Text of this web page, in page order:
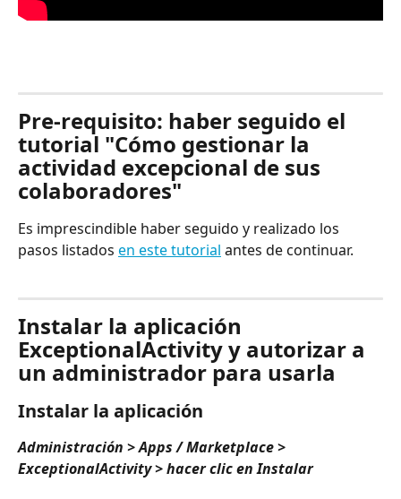
Pre-requisito: haber seguido el
tutorial "Cómo gestionar la
actividad excepcional de sus
colaboradores"
Es imprescindible haber seguido y realizado los
pasos listados en este tutorial antes de continuar.
Instalar la aplicación
ExceptionalActivity y autorizar a
un administrador para usarla
Instalar la aplicación
Administración > Apps / Marketplace >
ExceptionalActivity > hacer clic en Instalar